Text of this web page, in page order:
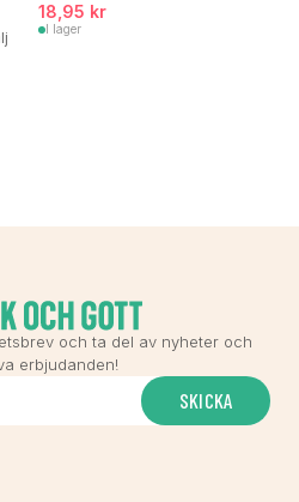
18,95 kr
I lager
och ta del av nyheter och
erbjudanden!
SKICKA